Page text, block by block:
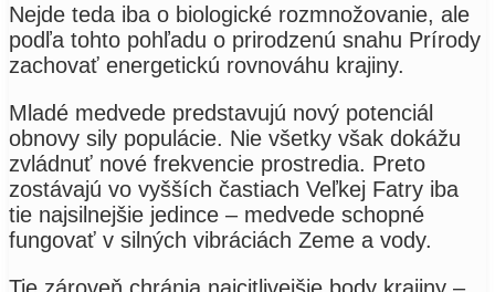
Nejde teda iba o biologické rozmnožovanie, ale
podľa tohto pohľadu o prirodzenú snahu Prírody
zachovať energetickú rovnováhu krajiny.
Mladé medvede predstavujú nový potenciál
obnovy sily populácie. Nie všetky však dokážu
zvládnuť nové frekvencie prostredia. Preto
zostávajú vo vyšších častiach Veľkej Fatry iba
tie najsilnejšie jedince – medvede schopné
fungovať v silných vibráciách Zeme a vody.